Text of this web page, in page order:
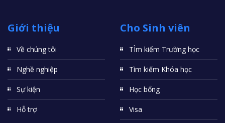
Giới thiệu
Về chúng tôi
Nghề nghiệp
Sự kiện
Hỗ trợ
Cho Sinh viên
TÌm kiếm Trường học
Tìm kiếm Khóa học
Học bổng
Visa